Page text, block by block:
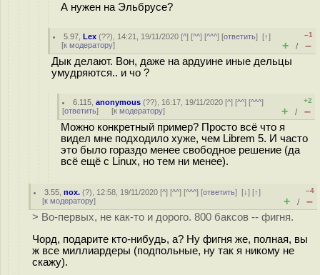
А нужен на Эльбрусе?
5.97 ,Lex (??), 14:21, 19/11/2020 [^] [^^] [^^^] [ответить][↑]
[к модератору]
–1
+ / –
Дык делают. Вон, даже на ардуине иные дельцы
умудряются.. и чо ?
6.115 ,anonymous (??), 16:17, 19/11/2020 [^] [^^] [^^^]
[ответить] [к модератору]
+2
+ / –
Можно конкретный пример? Просто всё что я
видел мне подходило хуже, чем Librem 5. И часто
это было гораздо менее свободное решение (да
всё ещё с Linux, но тем ни менее).
3.55 ,пох. (?), 12:58, 19/11/2020 [^] [^^] [^^^] [ответить][↓] [↑]
[к модератору]
–4
+ / –
> Во-первых, не как-то и дорого. 800 баксов -- фигня.
Чорд, подарите кто-нибудь, а? Ну фигня же, полная, вы
ж все миллиардеры (подпольные, ну так я никому не
скажу).